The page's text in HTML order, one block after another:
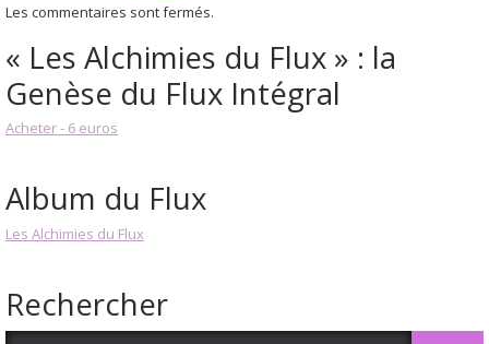
Les commentaires sont fermés.
« Les Alchimies du Flux » : la
Genèse du Flux Intégral
Acheter - 6 euros
Album du Flux
Les Alchimies du Flux
Rechercher